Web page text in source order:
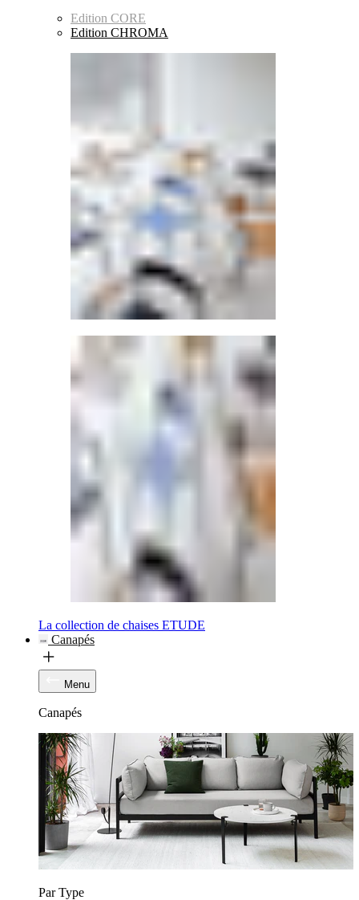
Edition CORE
Edition CHROMA
La collection de chaises ETUDE
Canapés
Menu
Canapés
Par Type